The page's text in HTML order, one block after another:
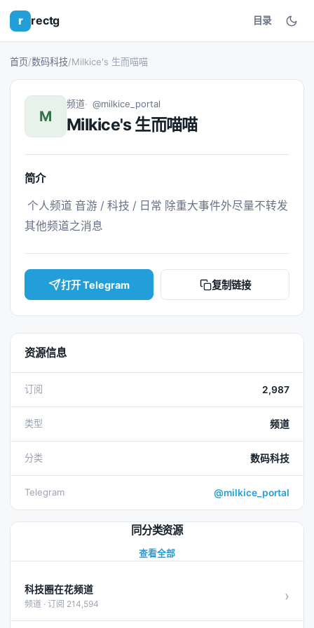
r rectg 目录
首页/数码科技/Milkice's 生而喵喵
M
频道 @milkice_portal
Milkice's 生而喵喵
简介
其他频道之消息
打开 Telegram 复制链接
资源信息
订阅 2,987
类型 频道
分类 数码科技
Telegram @milkice_portal
同分类资源
查看全部
科技圈在花频道
频道 · 订阅 214,594 ›